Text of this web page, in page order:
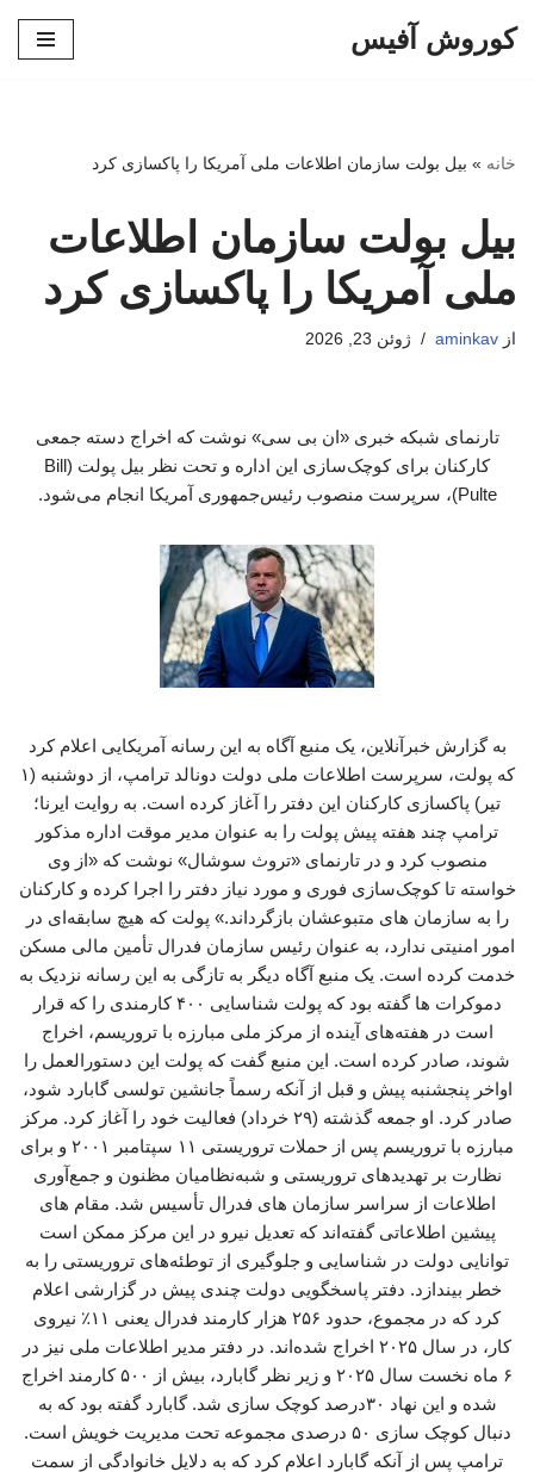
کوروش آفیس
خانه » بیل بولت سازمان اطلاعات ملی آمریکا را پاکسازی کرد
بیل بولت سازمان اطلاعات
ملی آمریکا را پاکسازی کرد
از aminkav ژوئن 23, 2026
تارنمای شبکه خبری «ان بی سی» نوشت که اخراج‌ دسته جمعی
کارکنان برای کوچک‌سازی این اداره و تحت نظر بیل پولت (Bill
Pulte)، سرپرست منصوب رئیس‌جمهوری آمریکا انجام می‌شود.
به گزارش خبرآنلاین، یک منبع آگاه به این رسانه آمریکایی اعلام کرد
که پولت، سرپرست اطلاعات ملی دولت دونالد ترامپ، از دوشنبه (۱
تیر) پاکسازی کارکنان این دفتر را آغاز کرده است. به روایت ایرنا؛
ترامپ چند هفته پیش پولت را به عنوان مدیر موقت اداره مذکور
منصوب کرد و در تارنمای «تروث سوشال» نوشت که «از وی
خواسته تا کوچک‌سازی فوری و مورد نیاز دفتر را اجرا کرده و کارکنان
را به سازمان های متبوعشان بازگرداند.» پولت که هیچ سابقه‌ای در
امور امنیتی ندارد، به عنوان رئیس سازمان فدرال تأمین مالی مسکن
خدمت کرده است. یک منبع آگاه دیگر به تازگی به این رسانه نزدیک به
دموکرات ها گفته بود که پولت شناسایی ۴۰۰ کارمندی را که قرار
است در هفته‌های آینده از مرکز ملی مبارزه با تروریسم، اخراج
شوند، صادر کرده است. این منبع گفت که پولت این دستورالعمل را
اواخر پنجشنبه پیش و قبل از آنکه رسماً جانشین تولسی گابارد شود،
صادر کرد. او جمعه گذشته (۲۹ خرداد) فعالیت خود را آغاز کرد. مرکز
مبارزه با تروریسم پس از حملات تروریستی ۱۱ سپتامبر ۲۰۰۱ و برای
نظارت بر تهدیدهای تروریستی و شبه‌نظامیان مظنون و جمع‌آوری
اطلاعات از سراسر سازمان های فدرال تأسیس شد. مقام های
پیشین اطلاعاتی گفته‌اند که تعدیل نیرو در این مرکز ممکن است
توانایی دولت در شناسایی و جلوگیری از توطئه‌های تروریستی را به
خطر بیندازد. دفتر پاسخگویی دولت چندی پیش در گزارشی اعلام
کرد که در مجموع، حدود ۲۵۶ هزار کارمند فدرال یعنی ۱۱٪ نیروی
کار، در سال ۲۰۲۵ اخراج شده‌اند. در دفتر مدیر اطلاعات ملی نیز در
۶ ماه نخست سال ۲۰۲۵ و زیر نظر گابارد، بیش از ۵۰۰ کارمند اخراج
شده و این نهاد ۳۰درصد کوچک سازی شد. گابارد گفته بود که به
دنبال کوچک سازی ۵۰ درصدی مجموعه تحت مدیریت خویش است.
ترامپ پس از آنکه گابارد اعلام کرد که به دلایل خانوادگی از سمت